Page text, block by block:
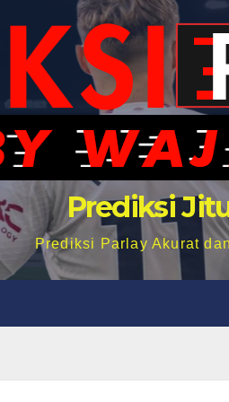
Prediksi
Prediksi Parlay Akurat